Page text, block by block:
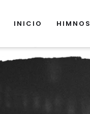
INICIO HIMNOS